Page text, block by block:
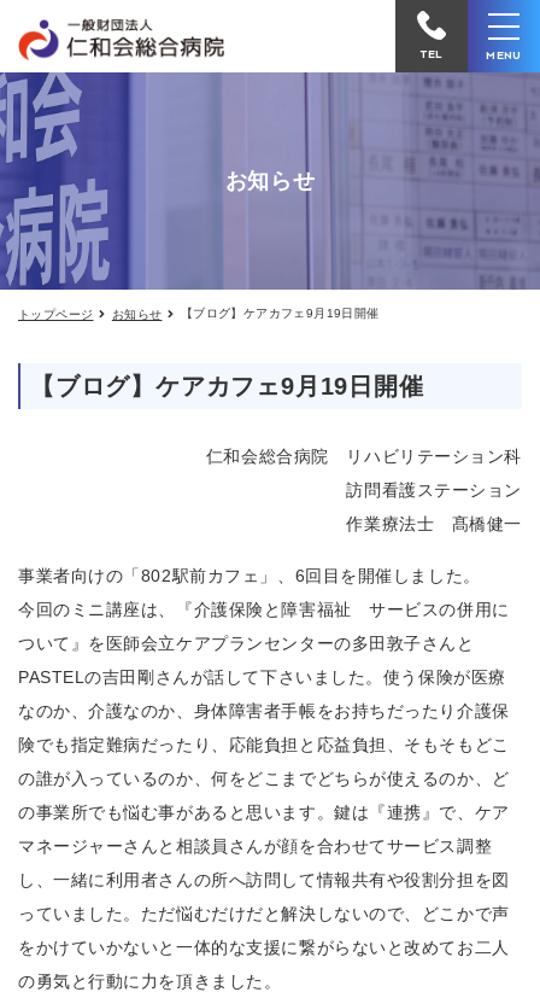
グ】
ケ
ア
カ
フ
ェ
月
19
日
開
催
病
院
電
か
る
TEL MENU
お知らせ
トップページ お知らせ 【ブログ】ケアカフェ9月19日開催
【ブログ】ケアカフェ9月19日開催
仁和会総合病院 リハビリテーション科
訪問看護ステーション
作業療法士 髙橋健一
事業者向けの「802駅前カフェ」、6回目を開催しました。
今回のミニ講座は、『介護保険と障害福祉 サービスの併用に
ついて』を医師会立ケアプランセンターの多田敦子さんと
PASTELの吉田剛さんが話して下さいました。使う保険が医療
なのか、介護なのか、身体障害者手帳をお持ちだったり介護保
険でも指定難病だったり、応能負担と応益負担、そもそもどこ
の誰が入っているのか、何をどこまでどちらが使えるのか、ど
の事業所でも悩む事があると思います。鍵は『連携』で、ケア
マネージャーさんと相談員さんが顔を合わせてサービス調整
し、一緒に利用者さんの所へ訪問して情報共有や役割分担を図
っていました。ただ悩むだけだと解決しないので、どこかで声
をかけていかないと一体的な支援に繋がらないと改めてお二人
の勇気と行動に力を頂きました。